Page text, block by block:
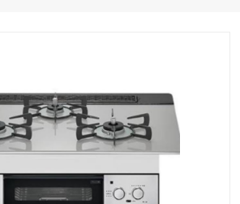
进口杂货清关
机床进口清关